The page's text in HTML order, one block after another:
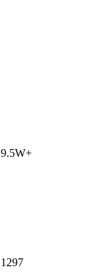
9.5W+
1297